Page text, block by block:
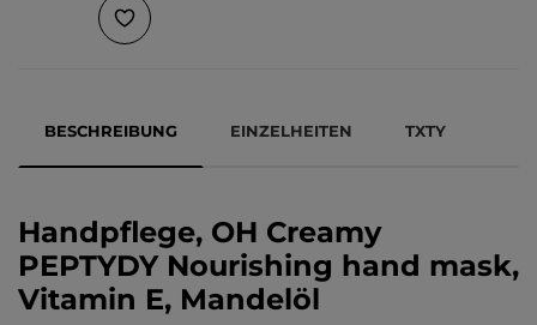
BESCHREIBUNG EINZELHEITEN TXTY
Handpflege, OH Creamy
PEPTYDY Nourishing hand mask,
Vitamin E, Mandelöl